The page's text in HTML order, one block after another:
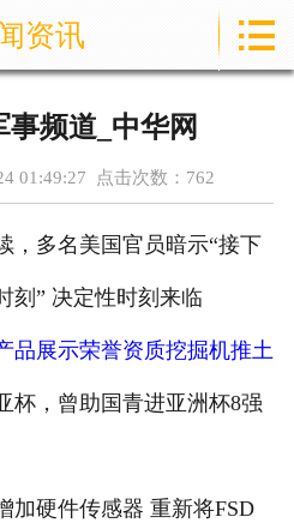
案例展示
荣誉资质
技术知识
资讯 
频道_中华网
01:49:27 点击次数： 762
多名美国官员暗示“接下
刻” 决定性时刻来临
品展示荣誉资质挖掘机推土
杯，曾助国青进亚洲杯8强
硬件传感器 重新将FSD